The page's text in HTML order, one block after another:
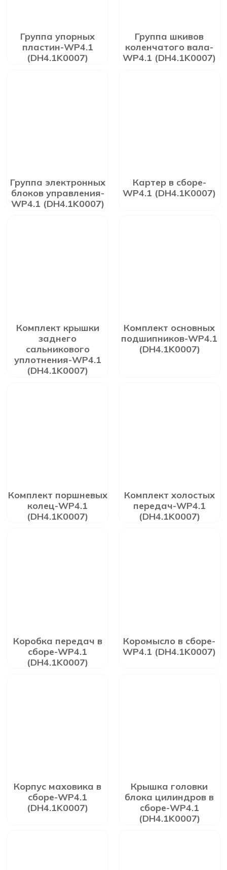
Группа упорных
пластин-WP4.1
(DH4.1K0007)
Группа шкивов
коленчатого вала-
WP4.1 (DH4.1K0007)
Группа электронных
блоков управления-
WP4.1 (DH4.1K0007)
Картер в сборе-
WP4.1 (DH4.1K0007)
Комплект крышки
заднего
сальникового
уплотнения-WP4.1
(DH4.1K0007)
Комплект основных
подшипников-WP4.1
(DH4.1K0007)
Комплект поршневых
колец-WP4.1
(DH4.1K0007)
Комплект холостых
передач-WP4.1
(DH4.1K0007)
Коробка передач в
сборе-WP4.1
(DH4.1K0007)
Коромысло в сборе-
WP4.1 (DH4.1K0007)
Корпус маховика в
сборе-WP4.1
(DH4.1K0007)
Крышка головки
блока цилиндров в
сборе-WP4.1
(DH4.1K0007)